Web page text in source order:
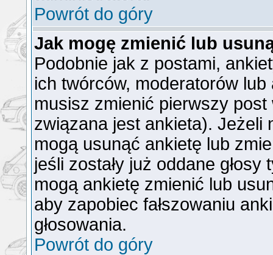
Powrót do góry
Jak mogę zmienić lub
Podobnie jak z postami,
ich twórców, moderatorów
musisz zmienić pierwszy
związana jest ankieta). Jeżeli
mogą usunąć ankietę lub
jeśli zostały już oddane
mogą ankietę zmienić lub
aby zapobiec fałszowaniu
głosowania.
Powrót do góry